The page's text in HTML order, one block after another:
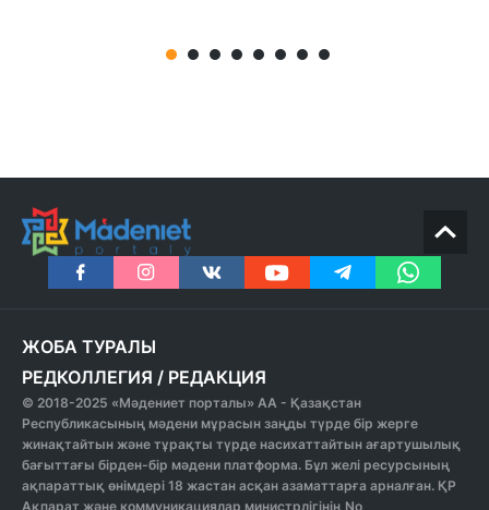
ЖОБА ТУРАЛЫ
РЕДКОЛЛЕГИЯ / РЕДАКЦИЯ
© 2018-2025 «Мәдениет порталы» АА - Қазақстан
Республикасының мәдени мұрасын заңды түрде бір жерге
жинақтайтын және тұрақты түрде насихаттайтын ағартушылық
бағыттағы бірден-бір мәдени платформа. Бұл желі ресурсының
ақпараттық өнімдері 18 жастан асқан азаматтарға арналған. ҚР
Ақпарат және коммуникациялар министрлігінің No